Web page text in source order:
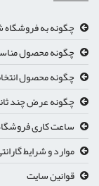
چگونه به فروشگاه
چگونه محصول مناسب
چگونه محصول انتخابی
چگونه عرض چند ثانیه
ساعت کاری فروشگاه
موارد و شرایط گارانتی
قوانین سایت